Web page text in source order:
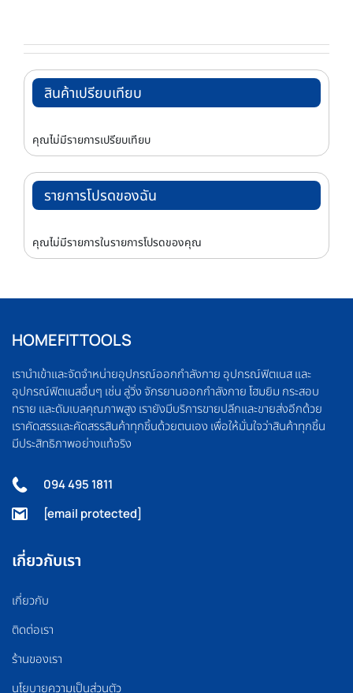
สินค้าเปรียบเทียบ
คุณไม่มีรายการเปรียบเทียบ
รายการโปรดของฉัน
คุณไม่มีรายการในรายการโปรดของคุณ
HOMEFITTOOLS
เรานำเข้าและจัดจำหน่ายอุปกรณ์ออกกำลังกาย อุปกรณ์ฟิตเนส และ
อุปกรณ์ฟิตเนสอื่นๆ เช่น ลู่วิ่ง จักรยานออกกำลังกาย โฮมยิม กระสอบ
ทราย และดัมเบลคุณภาพสูง เรายังมีบริการขายปลีกและขายส่งอีกด้วย
เราคัดสรรและคัดสรรสินค้าทุกชิ้นด้วยตนเอง เพื่อให้มั่นใจว่าสินค้าทุกชิ้น
มีประสิทธิภาพอย่างแท้จริง
094 495 1811
[email protected]
เกี่ยวกับเรา
เกี่ยวกับ
ติดต่อเรา
ร้านของเรา
นโยบายความเป็นส่วนตัว